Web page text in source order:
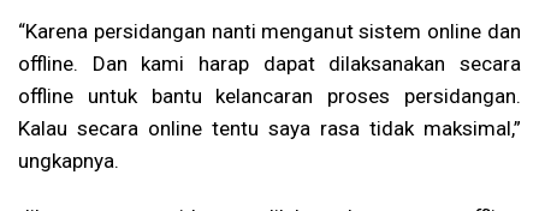
“Karena persidangan nanti menganut sistem online dan
offline. Dan kami harap dapat dilaksanakan secara
offline untuk bantu kelancaran proses persidangan.
Kalau secara online tentu saya rasa tidak maksimal,”
ungkapnya.